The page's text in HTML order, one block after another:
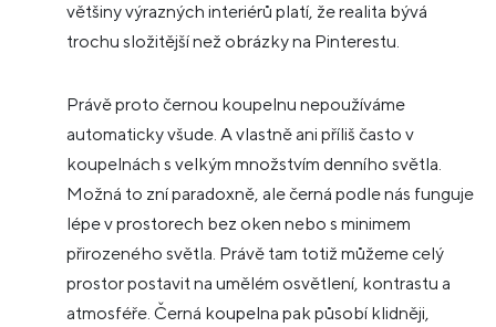
většiny výrazných interiérů platí, že realita bývá
trochu složitější než obrázky na Pinterestu.
Právě proto černou koupelnu nepoužíváme
automaticky všude. A vlastně ani příliš často v
koupelnách s velkým množstvím denního světla.
Možná to zní paradoxně, ale černá podle nás funguje
lépe v prostorech bez oken nebo s minimem
přirozeného světla. Právě tam totiž můžeme celý
prostor postavit na umělém osvětlení, kontrastu a
atmosféře. Černá koupelna pak působí klidněji,